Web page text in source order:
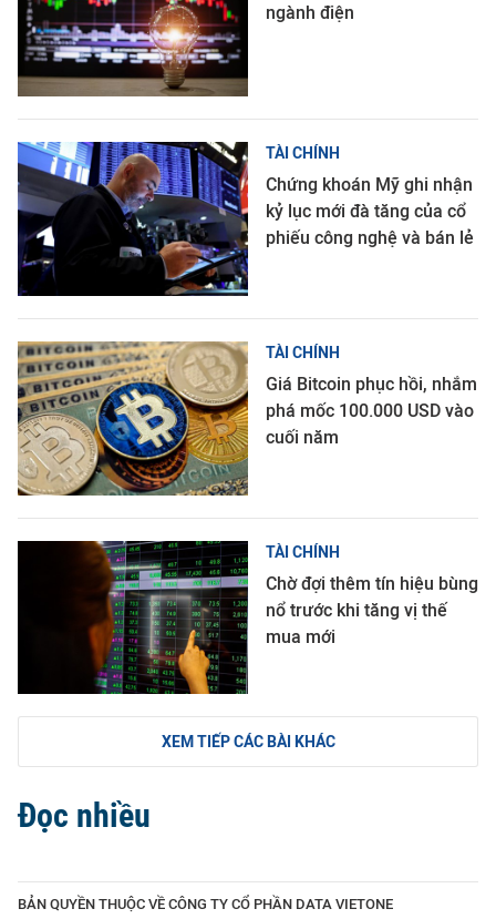
ngành điện
TÀI CHÍNH
Chứng khoán Mỹ ghi nhận
kỷ lục mới đà tăng của cổ
phiếu công nghệ và bán lẻ
TÀI CHÍNH
Giá Bitcoin phục hồi, nhắm
phá mốc 100.000 USD vào
cuối năm
TÀI CHÍNH
Chờ đợi thêm tín hiệu bùng
nổ trước khi tăng vị thế
mua mới
XEM TIẾP CÁC BÀI KHÁC
Đọc nhiều
BẢN QUYỀN THUỘC VỀ CÔNG TY CỔ PHẦN DATA VIETONE